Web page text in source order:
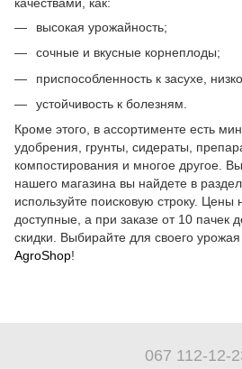
высокая урожайность;
сочные и вкусные корнеплоды;
приспособленность к засухе,
устойчивость к болезням.
Кроме этого, в ассортименте есть
удобрения, грунты, сидераты,
компостирования и многое другое.
нашего магазина вы найдете в
используйте поисковую строку. Цены
доступные, а при заказе от 10 пачек
скидки. Выбирайте для своего
AgroShop!
067 112-12-